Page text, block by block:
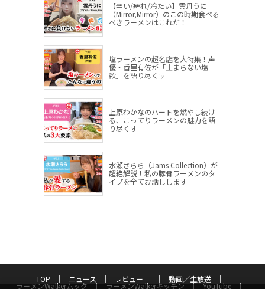
【辛い/痺れ/冷たい】雲丹うに
（Mirror,Mirror）のこの時期食べる
べきラーメンはこれだ！
塩ラーメンの超名店を大特集！声
優・香里有佐が「止まらない塩
欲」を語り尽くす
上原わかなのハートを燃やし続け
る、こってりラーメンの魅力を語
り尽くす
水瀬さらら（Jams Collection）が
超絶解説！私の豚骨ラーメンのタ
イプを全てお話しします
TOP ニュース レビュー 動画／生放送
ラーメンWalkerムック ラーメンWalkerキッチン YouTube